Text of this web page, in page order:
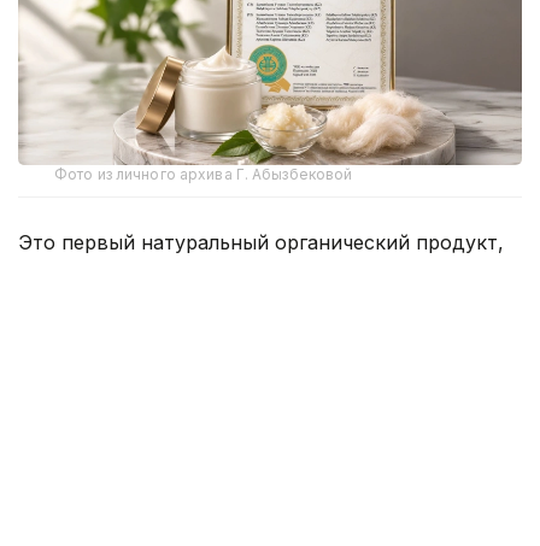
Фото из личного архива Г. Абызбековой
Это первый натуральный органический продукт,